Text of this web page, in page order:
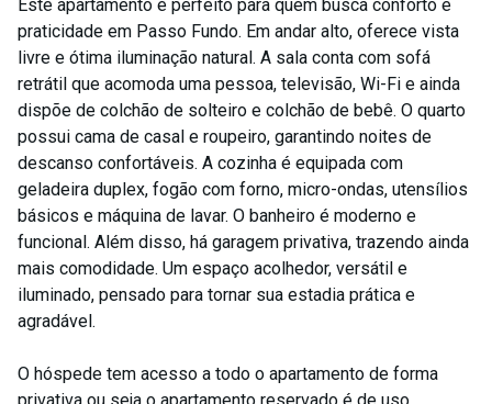
Este apartamento é perfeito para quem busca conforto e
praticidade em Passo Fundo. Em andar alto, oferece vista
livre e ótima iluminação natural. A sala conta com sofá
retrátil que acomoda uma pessoa, televisão, Wi-Fi e ainda
dispõe de colchão de solteiro e colchão de bebê. O quarto
possui cama de casal e roupeiro, garantindo noites de
descanso confortáveis. A cozinha é equipada com
geladeira duplex, fogão com forno, micro-ondas, utensílios
básicos e máquina de lavar. O banheiro é moderno e
funcional. Além disso, há garagem privativa, trazendo ainda
mais comodidade. Um espaço acolhedor, versátil e
iluminado, pensado para tornar sua estadia prática e
agradável.
O hóspede tem acesso a todo o apartamento de forma